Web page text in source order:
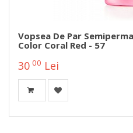
Vopsea De Par
Color Coral Red - 57
30 00 Lei